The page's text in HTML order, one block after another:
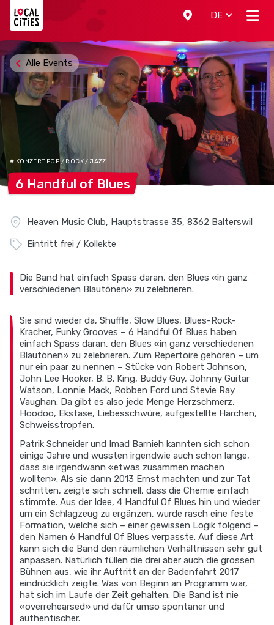
DE
Alle Events
# KONZERT POP / ROCK / JAZZ
6 Handful of Blues
Heaven Music Club, Hauptstrasse 35, 8362 Balterswil
Eintritt frei / Kollekte
Die Band hat einfach Spass daran, den Blues «in ganz
verschiedenen Blautönen» zu zelebrieren.
Sie sind wieder da, Shuffle, Slow Blues, Blues-Rock-
Kracher, Funky Grooves – 6 Handful Of Blues haben
einfach Spass daran, den Blues «in ganz verschiedenen
Blautönen» zu zelebrieren. Zum Repertoire gehören – um
nur ein paar zu nennen – Stücke von Robert Johnson,
John Lee Hooker, B. B. King, Buddy Guy, Johnny Guitar
Watson, Lonnie Mack, Robben Ford und Stevie Ray
Vaughan. Da gibt es also jede Menge Herzschmerz,
Hoodoo, Ekstase, Liebesschwüre, aufgestellte Härchen,
Schweisstropfen.
Patrik Schneider und Imad Barnieh kannten sich schon
einige Jahre und wussten irgendwie auch schon lange,
dass sie irgendwann «etwas zusammen machen
wollten». Als sie dann 2013 Ernst machten und zur Tat
schritten, zeigte sich schnell, dass die Chemie einfach
stimmte. Aus der Idee, 4 Handful Of Blues hin und wieder
um ein Schlagzeug zu ergänzen, wurde rasch eine feste
Formation, welche sich – einer gewissen Logik folgend –
den Namen 6 Handful Of Blues verpasste. Auf diese Art
kann sich die Band den räumlichen Verhältnissen sehr gut
anpassen. Natürlich füllen die drei aber auch die grossen
Bühnen aus, wie ihr Auftritt an der Badenfahrt 2017
eindrücklich zeigte. Was von Beginn an Programm war,
hat sich im Laufe der Zeit gehalten: Die Band ist nie
«overrehearsed» und dafür umso spontaner und
authentischer.